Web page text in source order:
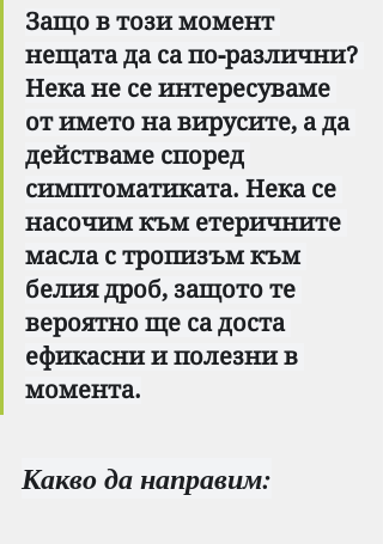
Защо в този момент
нещата да са по-различни?
Нека не се интересуваме
от името на вирусите, а да
действаме според
симптоматиката. Нека се
насочим към етеричните
масла с тропизъм към
белия дроб, защото те
вероятно ще са доста
ефикасни и полезни в
момента.
Какво да направим: